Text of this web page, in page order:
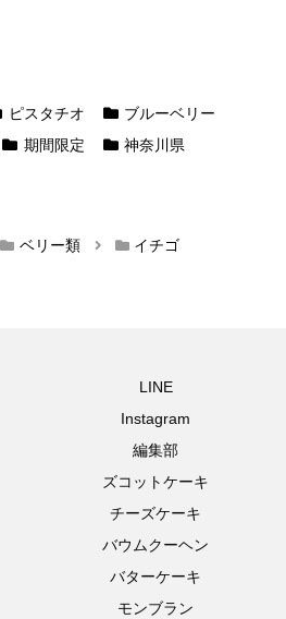
ピスタチオ
ブルーベリー
期間限定 神奈川県
ベリー類 イチゴ
LINE
Instagram
編集部
ズコットケーキ
チーズケーキ
バウムクーヘン
バターケーキ
モンブラン